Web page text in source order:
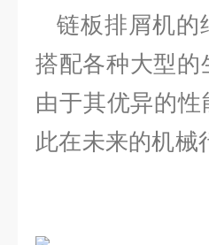
链板排屑机的
搭配各种大型
由于其优异的
此在未来的机